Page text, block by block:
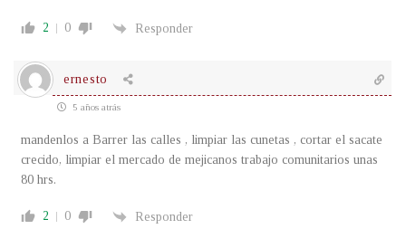
2 0 Responder
ernesto
5 años atrás
mandenlos a Barrer las calles , limpiar las cunetas , cortar el sacate
crecido, limpiar el mercado de mejicanos trabajo comunitarios unas
80 hrs.
2 0 Responder